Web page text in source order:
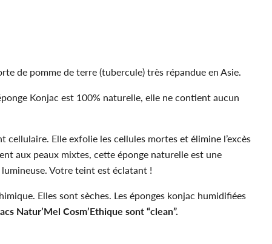
de pomme de terre (tubercule) très répandue en Asie.
Konjac est 100% naturelle, elle ne contient aucun
Elle exfolie les cellules mortes et élimine l’excès
aux peaux mixtes, cette éponge naturelle est une
Votre teint est éclatant !
Elles sont sèches. Les éponges konjac humidifiées
Natur’Mel Cosm’Ethique sont “clean”.